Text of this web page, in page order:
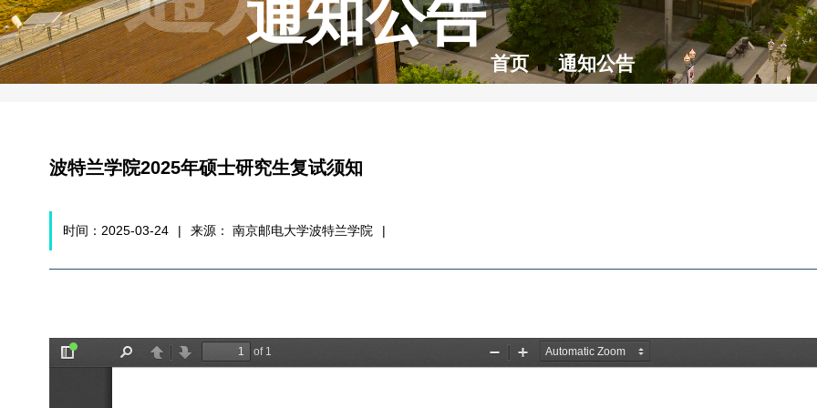
通知公告
首页 通知公告
波特兰学院2025年硕士研究生复试须知
时间：2025-03-24 | 来源： 南京邮电大学波特兰学院 |